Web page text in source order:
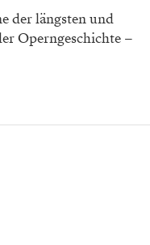
der längsten und
Operngeschichte –